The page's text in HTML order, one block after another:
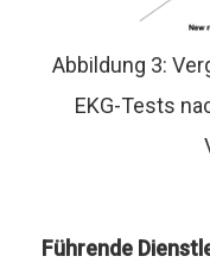
Abbildung 3:
EKG-Tests
Führende